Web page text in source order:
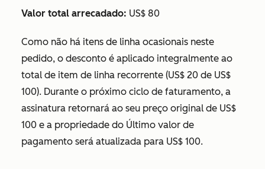
Valor total arrecadado: US$ 80
Como não há itens de linha ocasionais neste
pedido, o desconto é aplicado integralmente ao
total de item de linha recorrente (US$ 20 de US$
100). Durante o próximo ciclo de faturamento, a
assinatura retornará ao seu preço original de US$
100 e a propriedade do Último valor de
pagamento será atualizada para US$ 100.